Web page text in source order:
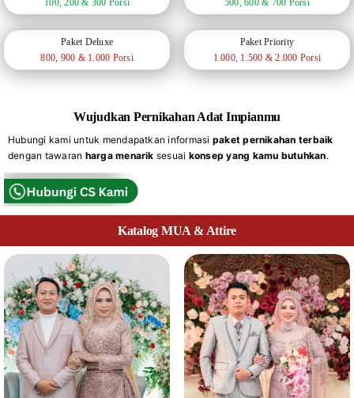
100, 200 & 300 Porsi 500, 600 & 700 Porsi
Paket Deluxe
800, 900 & 1.000 Porsi
Paket Priority
1.000, 1.500 & 2.000 Porsi
Wujudkan Pernikahan Adat Impianmu
Hubungi kami untuk mendapatkan informasi paket pernikahan terbaik
dengan tawaran harga menarik sesuai konsep yang kamu butuhkan.
Katalog MUA & Attire